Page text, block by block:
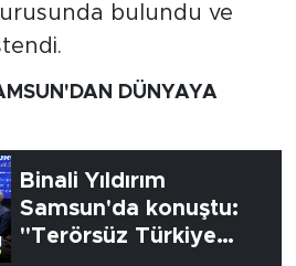
bulundu ve
DÜNYAYA
Binali Yıldırım
Samsun'da konuştu:
"Terörsüz Türkiye